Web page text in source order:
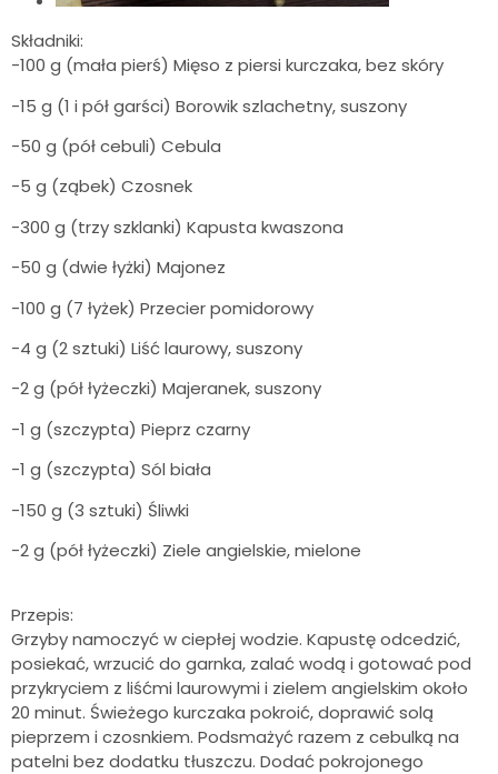
Składniki:
-100 g (mała pierś) Mięso z piersi kurczaka, bez skóry
-15 g (1 i pół garści) Borowik szlachetny, suszony
-50 g (pół cebuli) Cebula
-5 g (ząbek) Czosnek
-300 g (trzy szklanki) Kapusta kwaszona
-50 g (dwie łyżki) Majonez
-100 g (7 łyżek) Przecier pomidorowy
-4 g (2 sztuki) Liść laurowy, suszony
-2 g (pół łyżeczki) Majeranek, suszony
-1 g (szczypta) Pieprz czarny
-1 g (szczypta) Sól biała
-150 g (3 sztuki) Śliwki
-2 g (pół łyżeczki) Ziele angielskie, mielone
Przepis:
Grzyby namoczyć w ciepłej wodzie. Kapustę odcedzić,
posiekać, wrzucić do garnka, zalać wodą i gotować pod
przykryciem z liśćmi laurowymi i zielem angielskim około
20 minut. Świeżego kurczaka pokroić, doprawić solą
pieprzem i czosnkiem. Podsmażyć razem z cebulką na
patelni bez dodatku tłuszczu. Dodać pokrojonego